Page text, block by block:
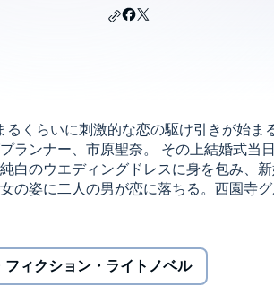
るくらいに刺激的な恋の駆け引きが始ま
ランナー、市原聖奈。 その上結婚式当
白のウエディングドレスに身を包み、
の姿に二人の男が恋に落ちる。西園寺
綾野玲央だ。積極的なアプローチで聖
考え始めていた聖奈は二人の間で迷い
婚」に対する複雑な思いが絡み合い、
chunzihye, COPUS JAPAN
フィクション・ライトノベル